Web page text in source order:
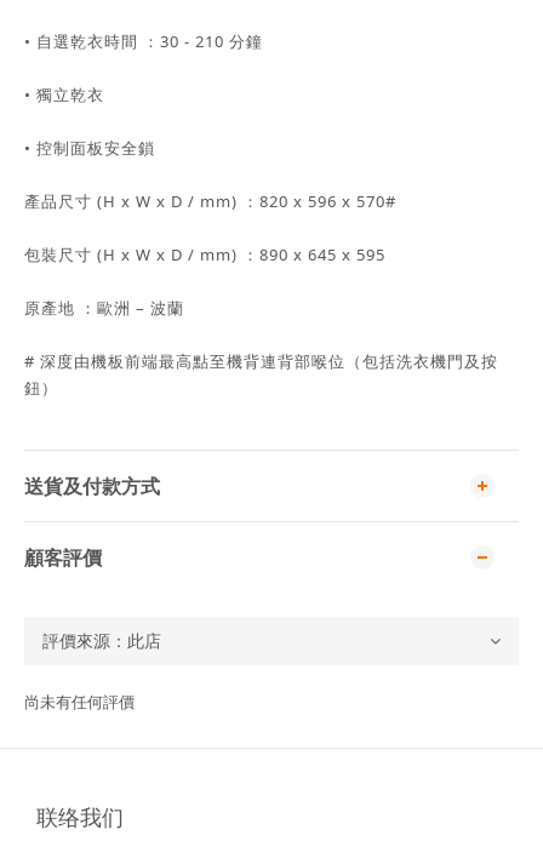
• 自選乾衣時間 ：30 - 210 分鐘
• 獨立乾衣
• 控制面板安全鎖
產品尺寸 (H x W x D / mm) ：820 x 596 x 570#
包裝尺寸 (H x W x D / mm) ：890 x 645 x 595
原產地 ：歐洲 – 波蘭
# 深度由機板前端最高點至機背連背部喉位（包括洗衣機門及按
鈕）
送貨及付款方式
顧客評價
尚未有任何評價
联络我们